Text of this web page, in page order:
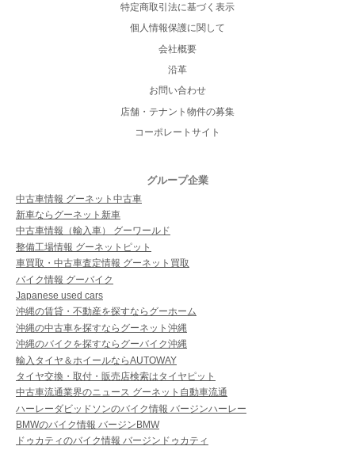
特定商取引法に基づく表示
個人情報保護に関して
会社概要
沿革
お問い合わせ
店舗・テナント物件の募集
コーポレートサイト
グループ企業
中古車情報 グーネット中古車
新車ならグーネット新車
中古車情報（輸入車） グーワールド
整備工場情報 グーネットピット
車買取・中古車査定情報 グーネット買取
バイク情報 グーバイク
Japanese used cars
沖縄の賃貸・不動産を探すならグーホーム
沖縄の中古車を探すならグーネット沖縄
沖縄のバイクを探すならグーバイク沖縄
輸入タイヤ＆ホイールならAUTOWAY
タイヤ交換・取付・販売店検索はタイヤピット
中古車流通業界のニュース グーネット自動車流通
ハーレーダビッドソンのバイク情報 バージンハーレー
BMWのバイク情報 バージンBMW
ドゥカティのバイク情報 バージンドゥカティ